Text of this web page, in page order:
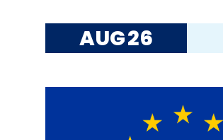
AUG26